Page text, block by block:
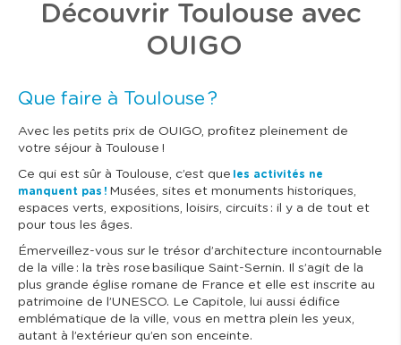
Découvrir Toulouse avec
OUIGO
Que faire à Toulouse ?
Avec les petits prix de OUIGO, profitez pleinement de
votre séjour à Toulouse !
Ce qui est sûr à Toulouse, c’est que les activités ne
manquent pas ! Musées, sites et monuments historiques,
espaces verts, expositions, loisirs, circuits : il y a de tout et
pour tous les âges.
Émerveillez-vous sur le trésor d’architecture incontournable
de la ville : la très rose basilique Saint-Sernin. Il s’agit de la
plus grande église romane de France et elle est inscrite au
patrimoine de l’UNESCO. Le Capitole, lui aussi édifice
emblématique de la ville, vous en mettra plein les yeux,
autant à l’extérieur qu’en son enceinte.